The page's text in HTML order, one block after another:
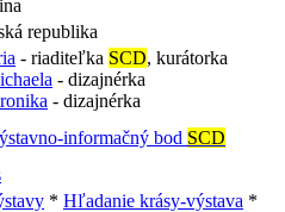
republika
- riaditeľka SCD, kurátorka
- dizajnérka
- dizajnérka
informačný bod SCD
* Hľadanie krásy-výstava *